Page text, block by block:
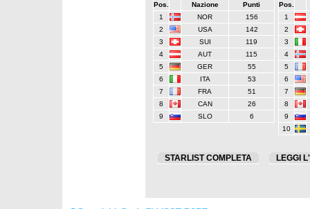
Pos.
Nazione
Punti
1
NOR
156
2
USA
142
3
SUI
119
4
AUT
115
5
GER
55
6
ITA
53
7
FRA
51
8
CAN
26
9
SLO 6
Pos.
1
2
3
4
5
6
7
8
9
10
STARLIST COMPLETA LEGGI